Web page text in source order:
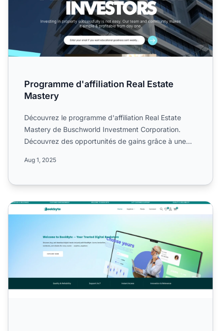
Programme d'affiliation Real Estate
Mastery
Découvrez le programme d'affiliation Real Estate
Mastery de Buschworld Investment Corporation.
Découvrez des opportunités de gains grâce à une
Aug 1, 2025
Programme d'affiliation Bookbyte